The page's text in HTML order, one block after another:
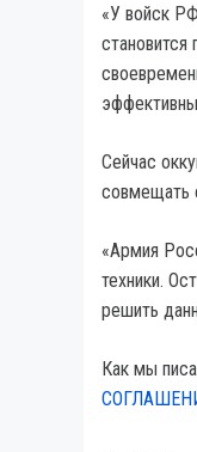
«У войск
Сейчас
совмещать
«Армия
техники.
решить
Как мы